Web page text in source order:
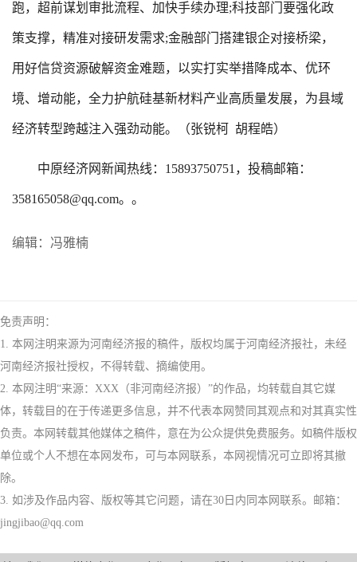
跑，超前谋划审批流程、加快手续办理;科技部门要强化政
策支撑，精准对接研发需求;金融部门搭建银企对接桥梁，
用好信贷资源破解资金难题，以实打实举措降成本、优环
境、增动能，全力护航硅基新材料产业高质量发展，为县域
经济转型跨越注入强劲动能。（张锐柯 胡程皓）
中原经济网新闻热线：15893750751，投稿邮箱：
358165058@qq.com。。
编辑：冯雅楠
免责声明：
1. 本网注明来源为河南经济报的稿件，版权均属于河南经济报社，未经
河南经济报社授权，不得转载、摘编使用。
2. 本网注明“来源：XXX（非河南经济报）”的作品，均转载自其它媒
体，转载目的在于传递更多信息，并不代表本网赞同其观点和对其真实性
负责。本网转载其他媒体之稿件，意在为公众提供免费服务。如稿件版权
单位或个人不想在本网发布，可与本网联系，本网视情况可立即将其撤
除。
3. 如涉及作品内容、版权等其它问题，请在30日内同本网联系。邮箱：
jingjibao@qq.com